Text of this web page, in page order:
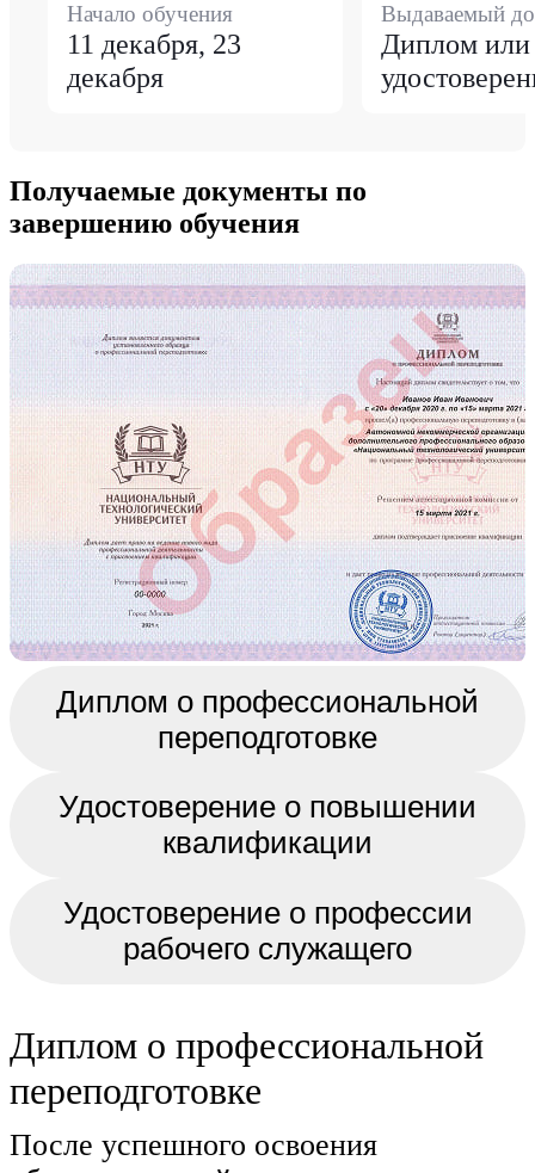
Начало обучения
11 декабря, 23
декабря
Выдаваемый
Диплом или
Получаемые документы по
завершению обучения
Диплом о профессиональной
переподготовке
Удостоверение о повышении
квалификации
Удостоверение о профессии
рабочего служащего
Диплом о профессиональной
переподготовке
После успешного освоения